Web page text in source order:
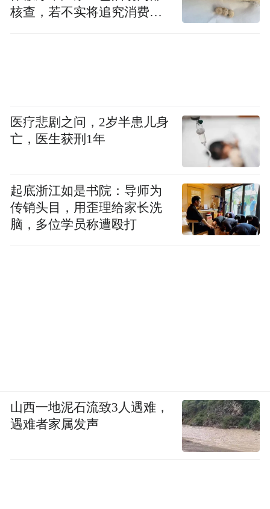
核查，若不实将追究消费者
医疗悲剧之问，2岁半患儿身
亡，医生获刑1年
起底浙江如是书院：导师为
传销头目，用歪理给家长洗
脑，多位学员称遭殴打
山西一地泥石流致3人遇难，
遇难者家属发声